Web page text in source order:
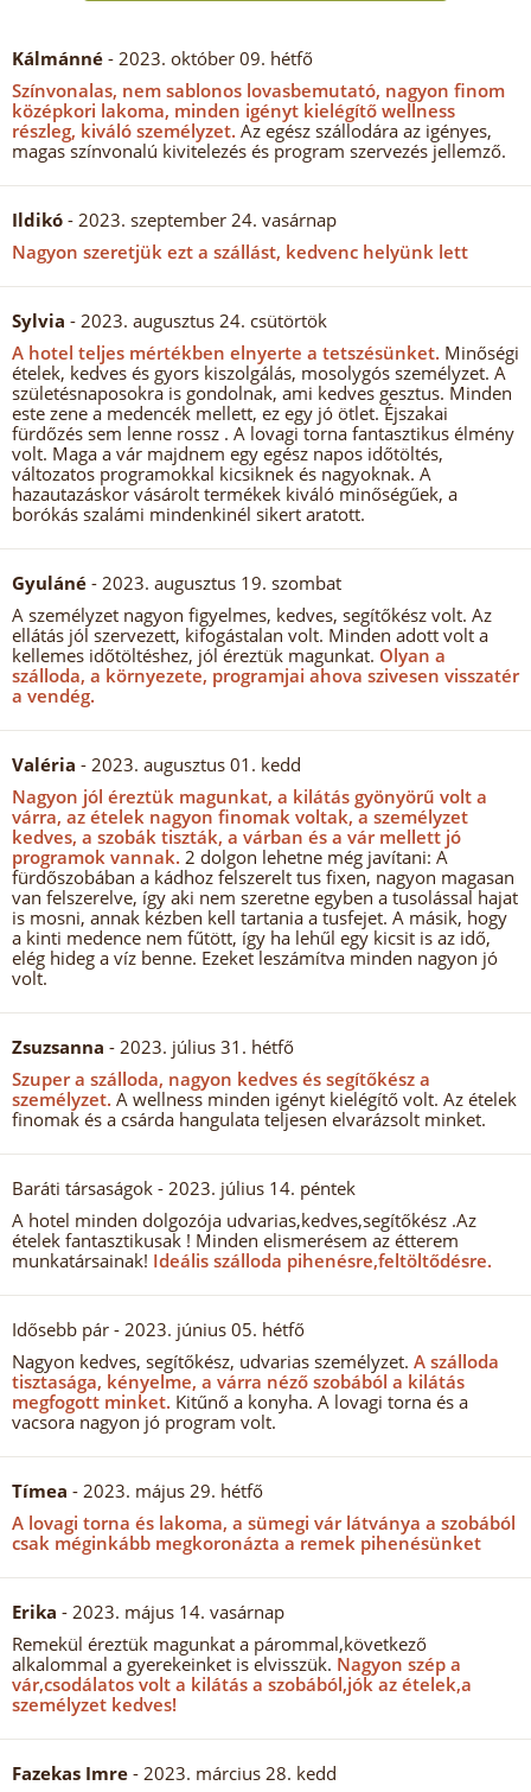
Kálmánné - 2023. október 09. hétfő
Színvonalas, nem sablonos lovasbemutató, nagyon finom
középkori lakoma, minden igényt kielégítő wellness
részleg, kiváló személyzet. Az egész szállodára az igényes,
magas színvonalú kivitelezés és program szervezés jellemző.
Ildikó - 2023. szeptember 24. vasárnap
Nagyon szeretjük ezt a szállást, kedvenc helyünk lett
Sylvia - 2023. augusztus 24. csütörtök
A hotel teljes mértékben elnyerte a tetszésünket. Minőségi
ételek, kedves és gyors kiszolgálás, mosolygós személyzet. A
születésnaposokra is gondolnak, ami kedves gesztus. Minden
este zene a medencék mellett, ez egy jó ötlet. Éjszakai
fürdőzés sem lenne rossz . A lovagi torna fantasztikus élmény
volt. Maga a vár majdnem egy egész napos időtöltés,
változatos programokkal kicsiknek és nagyoknak. A
hazautazáskor vásárolt termékek kiváló minőségűek, a
borókás szalámi mindenkinél sikert aratott.
Gyuláné - 2023. augusztus 19. szombat
A személyzet nagyon figyelmes, kedves, segítőkész volt. Az
ellátás jól szervezett, kifogástalan volt. Minden adott volt a
kellemes időtöltéshez, jól éreztük magunkat. Olyan a
szálloda, a környezete, programjai ahova szivesen visszatér
a vendég.
Valéria - 2023. augusztus 01. kedd
Nagyon jól éreztük magunkat, a kilátás gyönyörű volt a
várra, az ételek nagyon finomak voltak, a személyzet
kedves, a szobák tiszták, a várban és a vár mellett jó
programok vannak. 2 dolgon lehetne még javítani: A
fürdőszobában a kádhoz felszerelt tus fixen, nagyon magasan
van felszerelve, így aki nem szeretne egyben a tusolással hajat
is mosni, annak kézben kell tartania a tusfejet. A másik, hogy
a kinti medence nem fűtött, így ha lehűl egy kicsit is az idő,
elég hideg a víz benne. Ezeket leszámítva minden nagyon jó
volt.
Zsuzsanna - 2023. július 31. hétfő
Szuper a szálloda, nagyon kedves és segítőkész a
személyzet. A wellness minden igényt kielégítő volt. Az ételek
finomak és a csárda hangulata teljesen elvarázsolt minket.
Baráti társaságok - 2023. július 14. péntek
A hotel minden dolgozója udvarias,kedves,segítőkész .Az
ételek fantasztikusak ! Minden elismerésem az étterem
munkatársainak! Ideális szálloda pihenésre,feltöltődésre.
Idősebb pár - 2023. június 05. hétfő
Nagyon kedves, segítőkész, udvarias személyzet. A szálloda
tisztasága, kényelme, a várra néző szobából a kilátás
megfogott minket. Kitűnő a konyha. A lovagi torna és a
vacsora nagyon jó program volt.
Tímea - 2023. május 29. hétfő
A lovagi torna és lakoma, a sümegi vár látványa a szobából
csak méginkább megkoronázta a remek pihenésünket
Erika - 2023. május 14. vasárnap
Remekül éreztük magunkat a párommal,következő
alkalommal a gyerekeinket is elvisszük. Nagyon szép a
vár,csodálatos volt a kilátás a szobából,jók az ételek,a
személyzet kedves!
Fazekas Imre - 2023. március 28. kedd